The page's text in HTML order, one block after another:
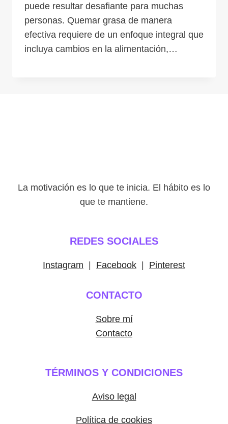
puede resultar desafiante para muchas
personas. Quemar grasa de manera
efectiva requiere de un enfoque integral que
incluya cambios en la alimentación,…
La motivación es lo que te inicia. El hábito es lo
que te mantiene.
REDES SOCIALES
Instagram Facebook Pinterest
CONTACTO
Sobre mí
Contacto
TÉRMINOS Y CONDICIONES
Aviso legal
Política de cookies